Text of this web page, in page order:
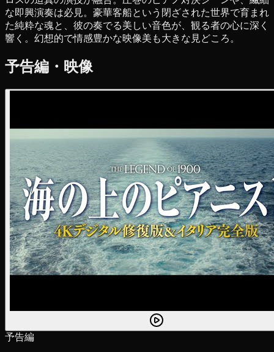
な即興演奏は必見。豪華客船という閉ざされた世界で育まれ
た純粋な魂と、彼の奏でる美しい音色が、観る者の心に深く
響く。幻想的で情感豊かな映像美も大きな見どころ。
予告編・映像
予告編